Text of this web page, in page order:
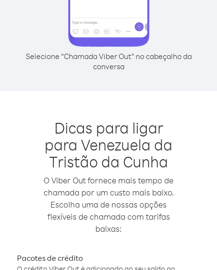
Selecione “Chamada Viber Out” no cabeçalho da
conversa
Dicas para ligar
para Venezuela da
Tristão da Cunha
O Viber Out fornece mais tempo de
chamada por um custo mais baixo.
Escolha uma de nossas opções
flexíveis de chamada com tarifas
baixas:
Pacotes de crédito